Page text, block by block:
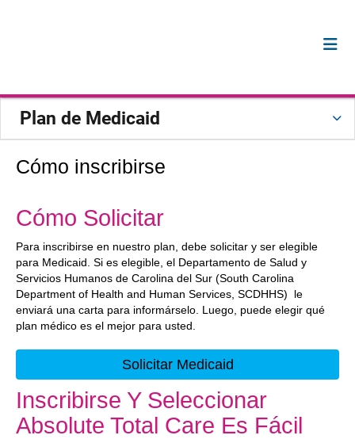
Plan de Medicaid
Cómo inscribirse
Cómo Solicitar
Para inscribirse en nuestro plan, debe solicitar y ser elegible
para Medicaid. Si es elegible, el Departamento de Salud y
Servicios Humanos de Carolina del Sur (South Carolina
Department of Health and Human Services, SCDHHS) le
enviará una carta para informárselo. Luego, puede elegir qué
plan médico es el mejor para usted.
Solicitar MedicaidSitio Externo
Inscribirse Y Seleccionar
Absolute Total Care Es Fácil